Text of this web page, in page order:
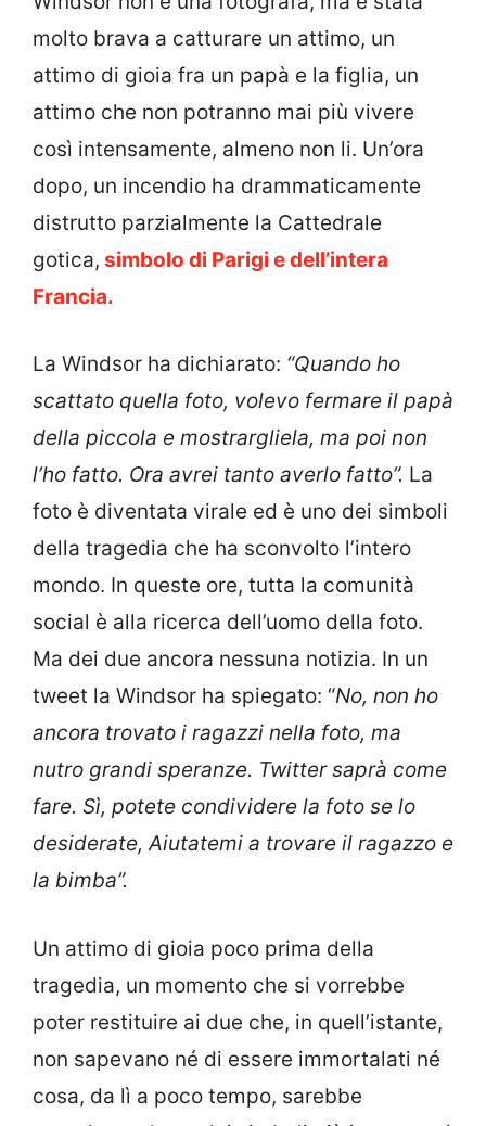
molto brava a catturare un attimo, un
attimo di gioia fra un papà e la figlia, un
attimo che non potranno mai più vivere
così intensamente, almeno non li. Un’ora
dopo, un incendio ha drammaticamente
distrutto parzialmente la Cattedrale
gotica, simbolo di Parigi e dell’intera
Francia.
La Windsor ha dichiarato: “Quando ho
scattato quella foto, volevo fermare il papà
della piccola e mostrargliela, ma poi non
l’ho fatto. Ora avrei tanto averlo fatto”. La
foto è diventata virale ed è uno dei simboli
della tragedia che ha sconvolto l’intero
mondo. In queste ore, tutta la comunità
social è alla ricerca dell’uomo della foto.
Ma dei due ancora nessuna notizia. In un
tweet la Windsor ha spiegato: “No, non ho
ancora trovato i ragazzi nella foto, ma
nutro grandi speranze. Twitter saprà come
fare. Sì, potete condividere la foto se lo
desiderate, Aiutatemi a trovare il ragazzo e
la bimba”.
Un attimo di gioia poco prima della
tragedia, un momento che si vorrebbe
poter restituire ai due che, in quell’istante,
non sapevano né di essere immortalati né
cosa, da lì a poco tempo, sarebbe